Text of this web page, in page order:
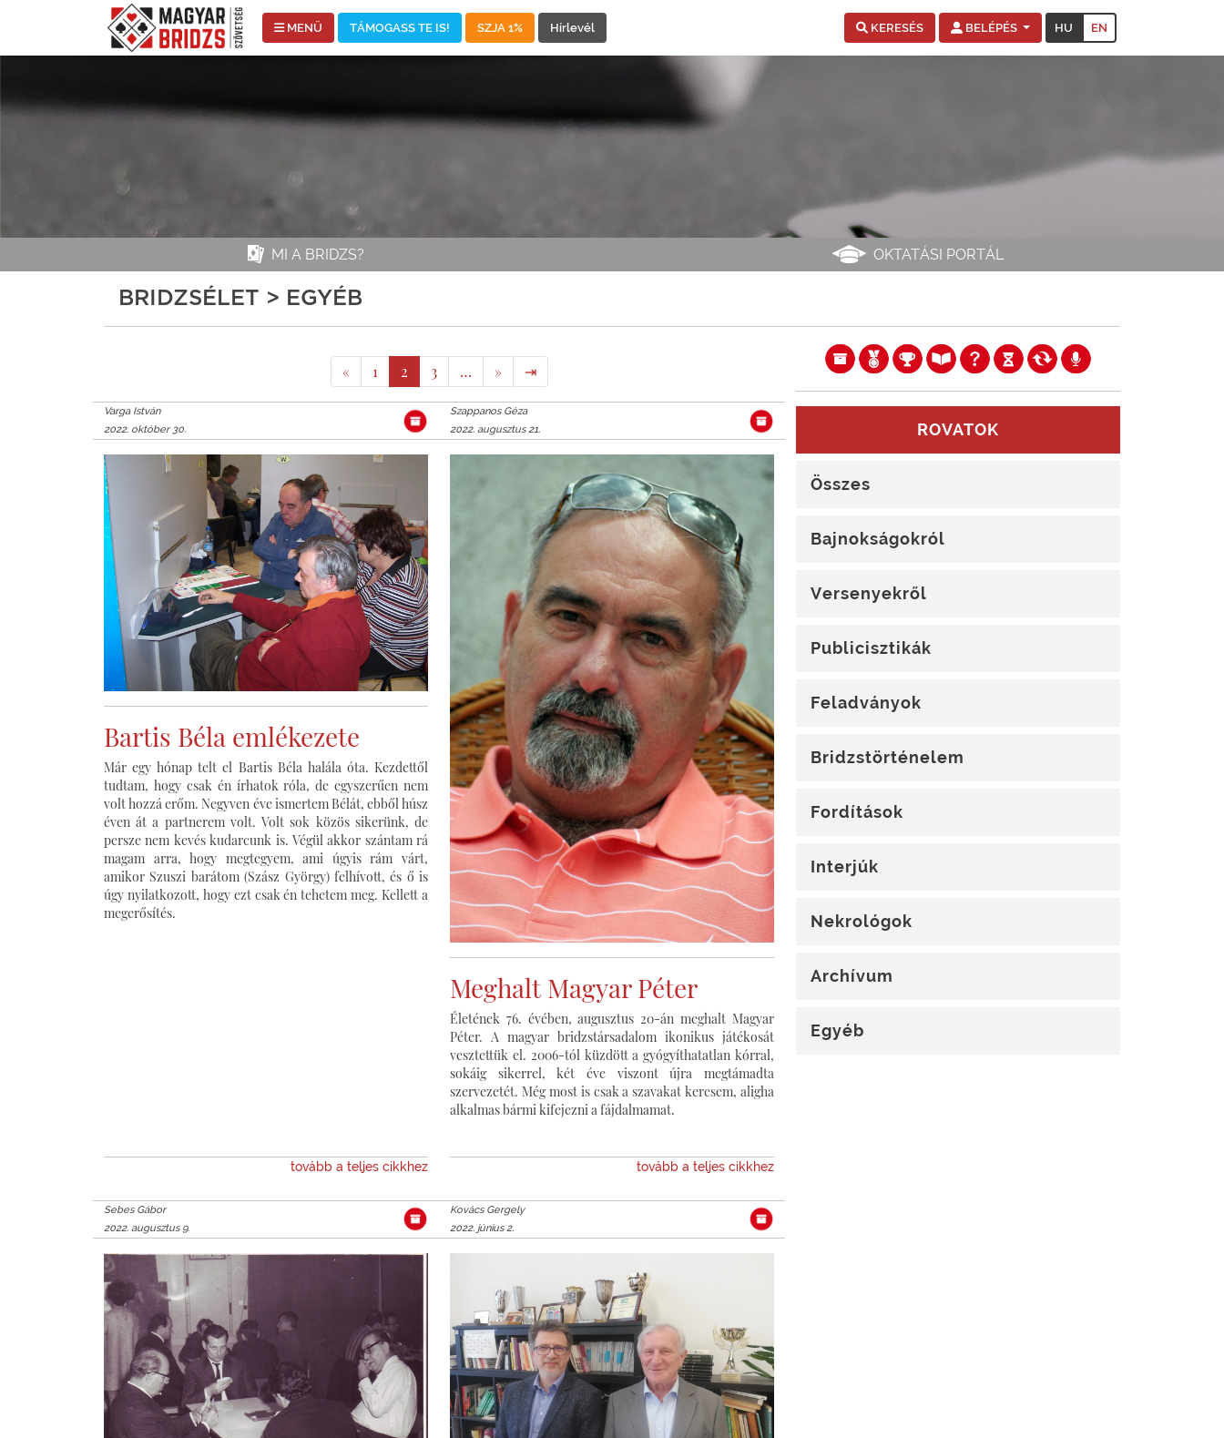
MENÜ TÁMOGASS TE IS! SZJA 1% Hírlevél KERESÉS BELÉPÉS HU EN
MI A BRIDZS? OKTATÁSI PORTÁL
BRIDZSÉLET > EGYÉB
« 1 2 3 … » ⇥
Varga István
2022. október 30.
Bartis Béla emlékezete
Már egy hónap telt el Bartis Béla halála óta. Kezdettől
tudtam, hogy csak én írhatok róla, de egyszerűen nem
volt hozzá erőm. Negyven éve ismertem Bélát, ebből húsz
éven át a partnerem volt. Volt sok közös sikerünk, de
persze nem kevés kudarcunk is. Végül akkor szántam rá
magam arra, hogy megtegyem, ami úgyis rám várt,
amikor Szuszi barátom (Szász György) felhívott, és ő is
úgy nyilatkozott, hogy ezt csak én tehetem meg. Kellett a
megerősítés.
tovább a teljes cikkhez
Szappanos Géza
2022. augusztus 21.
Meghalt Magyar Péter
Életének 76. évében, augusztus 20-án meghalt Magyar
Péter. A magyar bridzstársadalom ikonikus játékosát
vesztettük el. 2006-tól küzdött a gyógyíthatatlan kórral,
sokáig sikerrel, két éve viszont újra megtámadta
szervezetét. Még most is csak a szavakat keresem, aligha
alkalmas bármi kifejezni a fájdalmamat.
tovább a teljes cikkhez
Sebes Gábor
2022. augusztus 9.
Kovács Gergely
2022. június 2.
ROVATOK
Összes
Bajnokságokról
Versenyekről
Publicisztikák
Feladványok
Bridzstörténelem
Fordítások
Interjúk
Nekrológok
Archívum
Egyéb